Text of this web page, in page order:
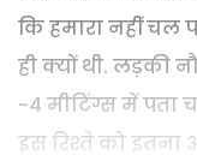
कि हमारा नहीं चल
ही क्यों थी. लड़की
-4 मीटिंग्स में पता
इस रिश्ते को इतना